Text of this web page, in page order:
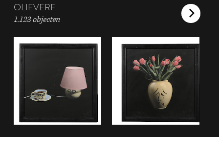
OLIEVERF
1.123 objecten